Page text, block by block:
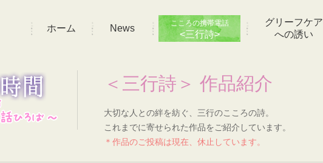
ホーム News こころの携帯電話
<三行詩>
グリーフケア
への誘い
＜三行詩＞ 作品紹介
大切な人との絆を紡ぐ、三行のこころの詩。
これまでに寄せられた作品をご紹介しています。
＊作品のご投稿は現在、休止しています。